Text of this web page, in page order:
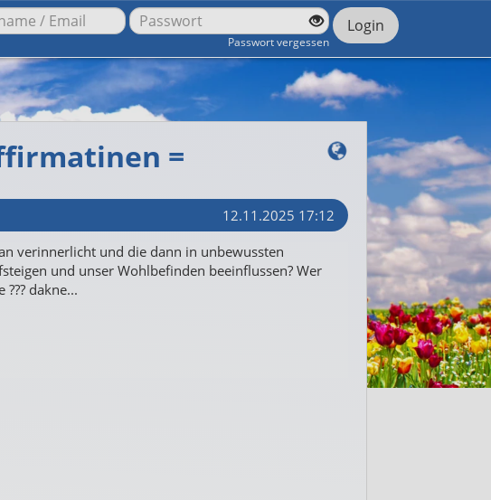
Passwort vergessen
Login
=
12.11.2025 17:12
verinnerlicht und die dann in unbewussten
und unser Wohlbefinden beeinflussen? Wer
dakne...